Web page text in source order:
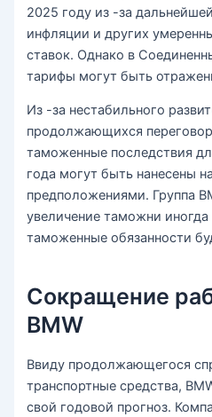
2025 году из -за
инфляции и других
ставок. Однако в
тарифы могут быть
Из -за нестабильного
продолжающихся
таможенные последствия
года могут быть нанесены
предположениями. Группа
увеличение таможни
таможенные обязанности
Сокращение
BMW
Ввиду продолжающегося
транспортные средства,
свой годовой прогноз.